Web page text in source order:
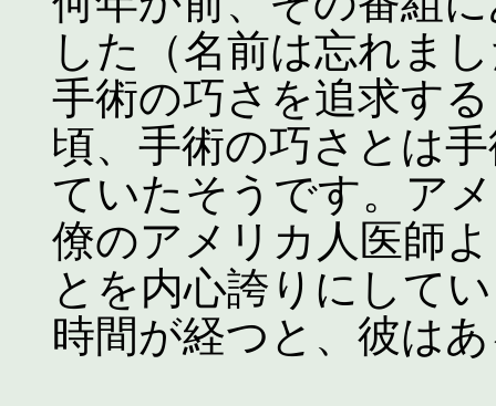
した（名前は忘れま
手術の巧さを追求す
頃、手術の巧さとは
ていたそうです。ア
僚のアメリカ人医師
とを内心誇りにして
時間が経つと、彼は